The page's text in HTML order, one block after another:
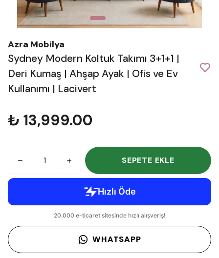
Azra Mobilya
Sydney Modern Koltuk Takımı 3+1+1 |
Deri Kumaş | Ahşap Ayak | Ofis ve Ev
Kullanımı | Lacivert
₺ 13,999.00
SEPETE EKLE
WHATSAPP